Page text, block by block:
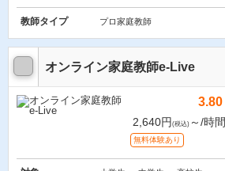
教師タイプ プロ家庭教師
オンライン家庭教師e-Live
3.80
2,640円 (税込) ～/時間
無料体験あり